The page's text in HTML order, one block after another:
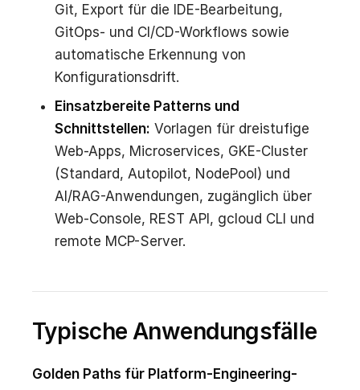
Git, Export für die IDE-Bearbeitung,
GitOps- und CI/CD-Workflows sowie
automatische Erkennung von
Konfigurationsdrift.
Einsatzbereite Patterns und
Schnittstellen: Vorlagen für dreistufige
Web-Apps, Microservices, GKE-Cluster
(Standard, Autopilot, NodePool) und
AI/RAG-Anwendungen, zugänglich über
Web-Console, REST API, gcloud CLI und
remote MCP-Server.
Typische Anwendungsfälle
Golden Paths für Platform-Engineering-